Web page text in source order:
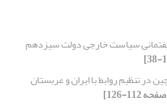
سیاست خارجی دولت سیزدهم
در تنظیم روابط با ایران و عربستان